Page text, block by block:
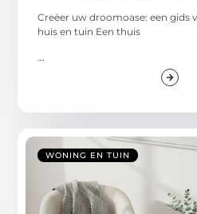
Creëer uw droomoase: een gids
huis en tuin Een thuis
...
WONING EN TUIN